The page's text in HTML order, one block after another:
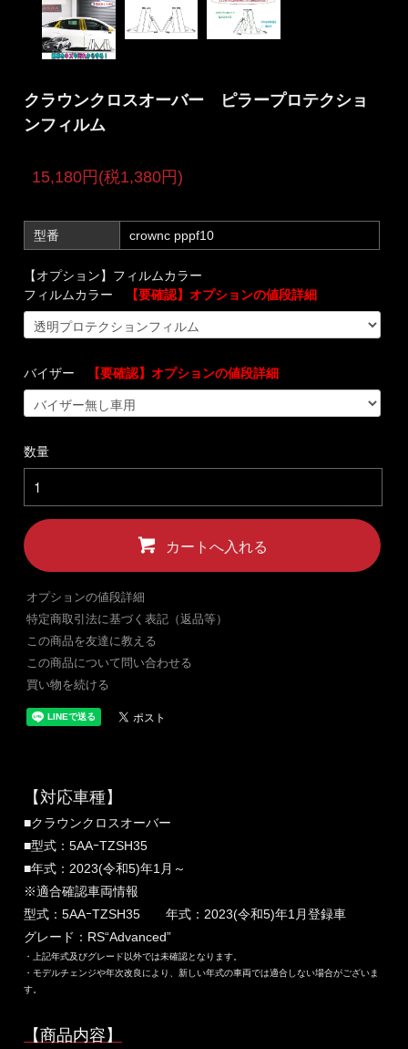
クラウンクロスオーバー ピラープロテクショ
ンフィルム
15,180円(税1,380円)
型番 crownc pppf10
【オプション】フィルムカラー
フィルムカラー
【要確認】オプションの値段詳細
バイザー 【要確認】オプションの値段詳細
数量
カートへ入れる
オプションの値段詳細
特定商取引法に基づく表記（返品等）
この商品を友達に教える
この商品について問い合わせる
買い物を続ける
【対応車種】
■クラウンクロスオーバー
■型式：5AAｰTZSH35
■年式：2023(令和5)年1月～
※適合確認車両情報
型式：5AAｰTZSH35 年式：2023(令和5)年1月登録車
グレード：RS“Advanced”
・上記年式及びグレード以外では未確認となります。
・モデルチェンジや年次改良により、新しい年式の車両では適合しない場合がございま
す。
【商品内容】